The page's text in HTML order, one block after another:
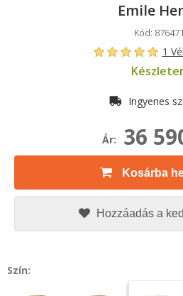
Emile
Kód: 876471
1
Ingyenes
Ár: 36
Kosárba
Hozzáadás a
Szín: